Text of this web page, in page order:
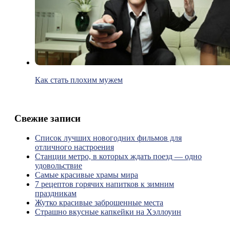
Как стать плохим мужем
Свежие записи
Список лучших новогодних фильмов для
отличного настроения
Станции метро, в которых ждать поезд — одно
удовольствие
Самые красивые храмы мира
7 рецептов горячих напитков к зимним
праздникам
Жутко красивые заброшенные места
Страшно вкусные капкейки на Хэллоуин